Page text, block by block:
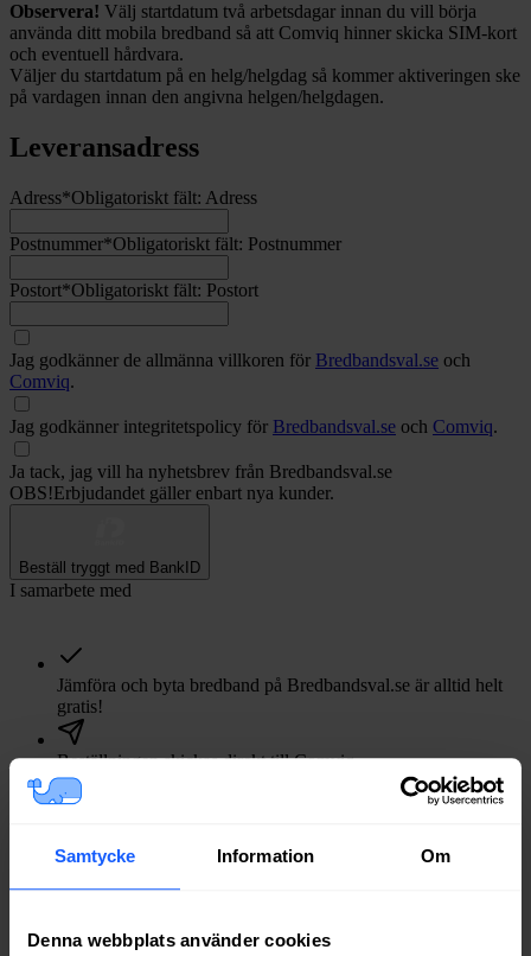
Samtycke Information Om
Denna webbplats använder cookies
Observera! Välj startdatum två arbetsdagar innan du vill börja
använda ditt mobila bredband så att Comviq hinner skicka SIM-kort
och eventuell hårdvara.
Väljer du startdatum på en helg/helgdag så kommer aktiveringen ske
på vardagen innan den angivna helgen/helgdagen.
Leveransadress
Adress*Obligatoriskt fält: Adress
Postnummer*Obligatoriskt fält: Postnummer
Postort*Obligatoriskt fält: Postort
Jag godkänner de allmänna villkoren för Bredbandsval.se och
Comviq.
Jag godkänner integritetspolicy för Bredbandsval.se och Comviq.
Ja tack, jag vill ha nyhetsbrev från Bredbandsval.se
OBS!Erbjudandet gäller enbart nya kunder.
Beställ tryggt med BankID
I samarbete med
Jämföra och byta bredband på Bredbandsval.se är alltid helt
gratis!
Beställningen skickas direkt till Comviq.
Vi guidar dig i uppsägning av tidigare abonnemang.
Utmärkt